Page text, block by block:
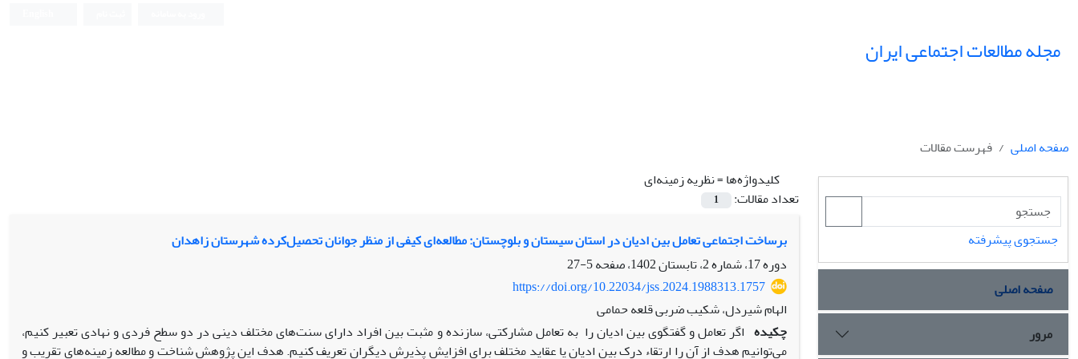
مجله مطالعات اجتماعی ایران
صفحه اصلی
فهرست مقالات
کلیدواژه‌ها =نظریه زمینه‌­ای
تعداد مقالات:
1
برساخت اجتماعی تعامل بین ادیان در استان سیستان و بلوچستان: مطالعه‌ای کیفی از منظر جوانان تحصیل‌کرده شهرستان زاهدان
دوره 17، شماره 2، تابستان 1402، صفحه
5-27
https://doi.org/10.22034/jss.2024.1988313.1757
الهام شیردل، شکیب ضربی قلعه حمامی
چکیده اگر تعامل و گفتگوی بین ادیان را به تعامل مشارکتی، سازنده و مثبت بین افراد دارای سنت‌های مختلف دینی در دو سطح فردی و نهادی تعبیر کنیم،
می‌توانیم هدف از آن را ارتقاء درک بین ادیان یا عقاید مختلف برای افزایش پذیرش دیگران تعریف کنیم. هدف این پژوهش شناخت و مطالعه زمینه‌های تقریب و
جستجوی پیشرفته
صفحه اصلی
مرور